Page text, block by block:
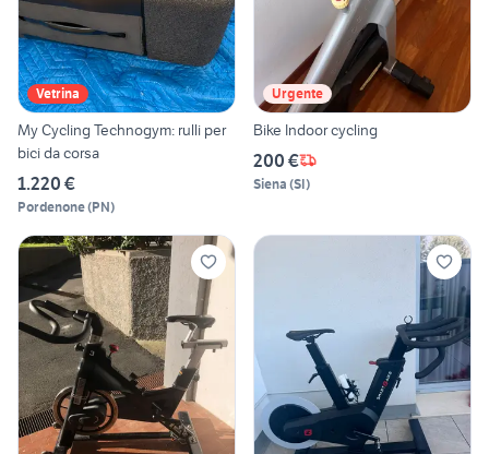
Vetrina
My Cycling Technogym: rulli per
bici da corsa
1.220 €
Pordenone(PN)
Urgente
Bike Indoor cycling
200 €
Siena (SI)